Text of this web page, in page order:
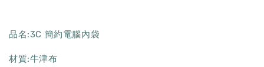
品名:3C 簡約電腦內袋
材質:牛津布